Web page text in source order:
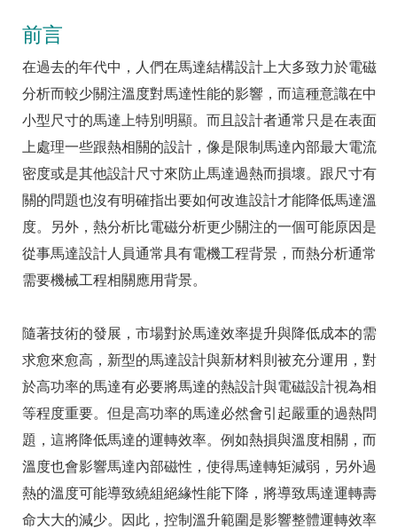
前言
在過去的年代中，人們在馬達結構設計上大多致力於電磁
分析而較少關注溫度對馬達性能的影響，而這種意識在中
小型尺寸的馬達上特別明顯。而且設計者通常只是在表面
上處理一些跟熱相關的設計，像是限制馬達內部最大電流
密度或是其他設計尺寸來防止馬達過熱而損壞。跟尺寸有
關的問題也沒有明確指出要如何改進設計才能降低馬達溫
度。另外，熱分析比電磁分析更少關注的一個可能原因是
從事馬達設計人員通常具有電機工程背景，而熱分析通常
需要機械工程相關應用背景。
隨著技術的發展，市場對於馬達效率提升與降低成本的需
求愈來愈高，新型的馬達設計與新材料則被充分運用，對
於高功率的馬達有必要將馬達的熱設計與電磁設計視為相
等程度重要。但是高功率的馬達必然會引起嚴重的過熱問
題，這將降低馬達的運轉效率。例如熱損與溫度相關，而
溫度也會影響馬達內部磁性，使得馬達轉矩減弱，另外過
熱的溫度可能導致繞組絕緣性能下降，將導致馬達運轉壽
命大大的減少。因此，控制溫升範圍是影響整體運轉效率